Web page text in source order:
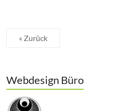
« Zurück
Webdesign Büro